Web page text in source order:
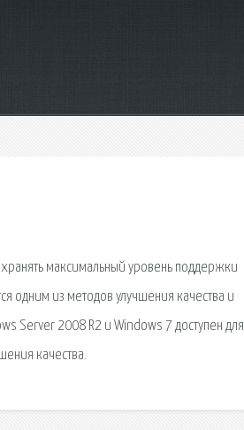
максимальный уровень поддержки
одним из методов улучшения качества и
Server 2008 R2 и Windows 7 доступен для
качества.